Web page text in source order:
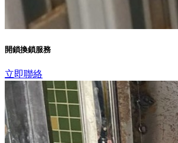
開鎖換鎖服務
立即聯絡